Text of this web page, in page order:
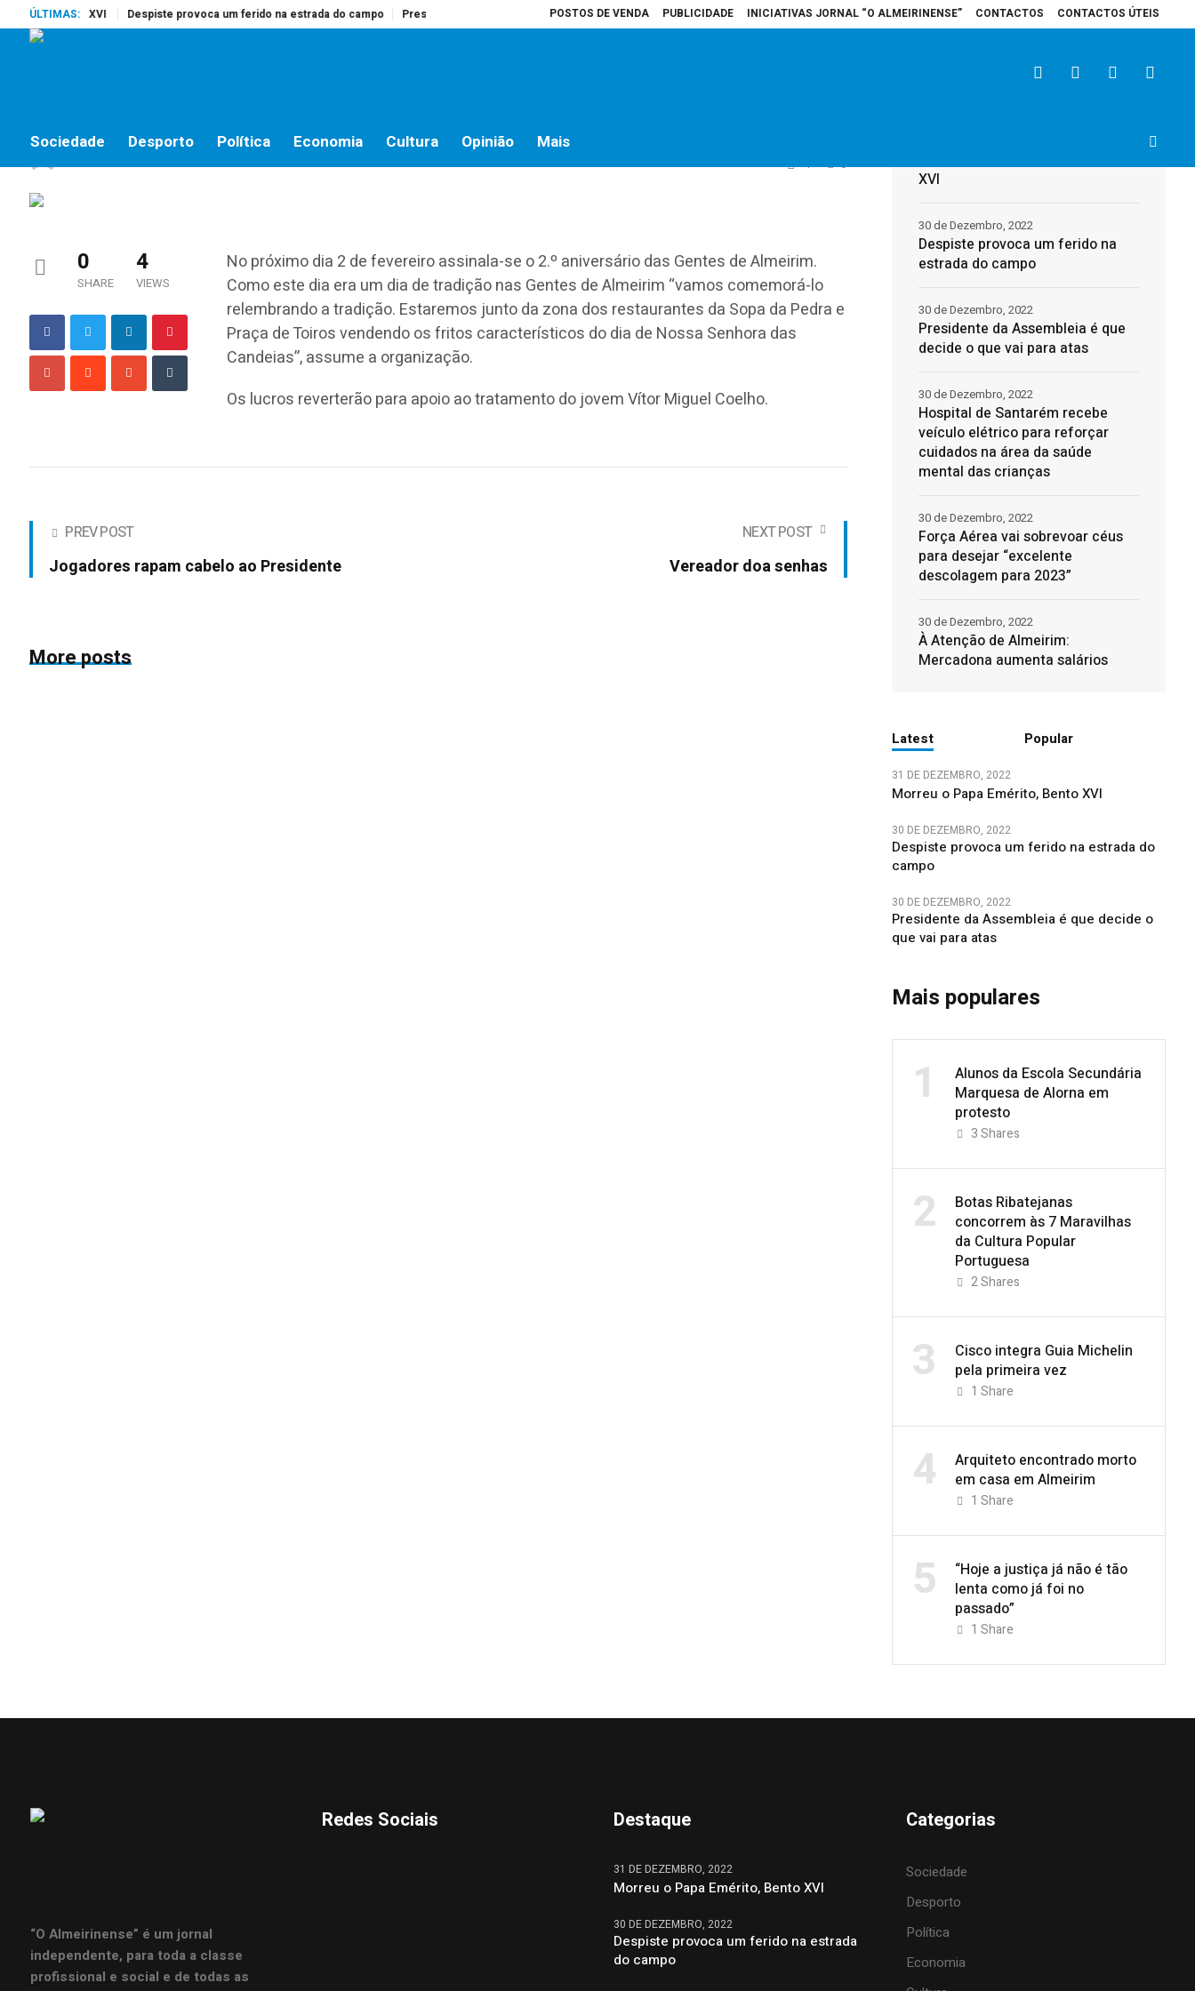
POSTOS DE VENDA PUBLICIDADE INICIATIVAS JORNAL “O ALMEIRINENSE” CONTACTOS CONTACTOS ÚTEIS
ÚLTIMAS:
Bento XVI Despiste provoca um ferido na estrada do campo Presidente da Assembleia é que decide o que vai para atas Hospital de Santarém recebe veículo elétrico para reforçar cuidados na área da saúde mental
Sociedade Desporto Política Economia Cultura Opinião Mais
4 0
0
SHARE
4
VIEWS
No próximo dia 2 de fevereiro assinala-se o 2.º aniversário das Gentes de Almeirim.
Como este dia era um dia de tradição nas Gentes de Almeirim “vamos comemorá-lo
relembrando a tradição. Estaremos junto da zona dos restaurantes da Sopa da Pedra e
Praça de Toiros vendendo os fritos característicos do dia de Nossa Senhora das
Candeias”, assume a organização.
Os lucros reverterão para apoio ao tratamento do jovem Vítor Miguel Coelho.
PREV POST
Jogadores rapam cabelo ao Presidente
NEXT POST
Vereador doa senhas
More posts
XVI
Despiste provoca um ferido na
estrada do campo
30 de Dezembro, 2022
Presidente da Assembleia é que
decide o que vai para atas
30 de Dezembro, 2022
Hospital de Santarém recebe
veículo elétrico para reforçar
cuidados na área da saúde
mental das crianças
30 de Dezembro, 2022
Força Aérea vai sobrevoar céus
para desejar “excelente
descolagem para 2023”
30 de Dezembro, 2022
À Atenção de Almeirim:
Mercadona aumenta salários
30 de Dezembro, 2022
Latest Popular
31 DE DEZEMBRO, 2022
Morreu o Papa Emérito, Bento XVI
30 DE DEZEMBRO, 2022
Despiste provoca um ferido na estrada do
campo
30 DE DEZEMBRO, 2022
Presidente da Assembleia é que decide o
que vai para atas
Mais populares
1
Alunos da Escola Secundária
Marquesa de Alorna em
protesto
3Shares
2
Botas Ribatejanas
concorrem às 7 Maravilhas
da Cultura Popular
Portuguesa
2Shares
3
Cisco integra Guia Michelin
pela primeira vez
1 Share
4
Arquiteto encontrado morto
em casa em Almeirim
1 Share
5
“Hoje a justiça já não é tão
lenta como já foi no
passado”
1 Share
“O Almeirinense” é um jornal
independente, para toda a classe
profissional e social e de todas as
Redes Sociais Destaque
31 DE DEZEMBRO, 2022
Morreu o Papa Emérito, Bento XVI
30 DE DEZEMBRO, 2022
Despiste provoca um ferido na estrada
do campo
Categorias
Sociedade
Desporto
Política
Economia